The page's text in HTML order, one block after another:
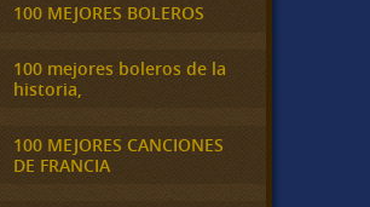
100 MEJORES BOLEROS
100 mejores boleros de la
historia,
100 MEJORES CANCIONES
DE FRANCIA